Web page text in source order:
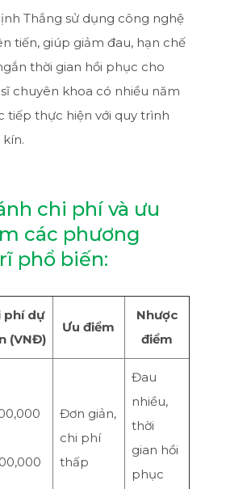
Thắng sử dụng công nghệ
tiến, giúp giảm đau, hạn chế
thời gian hồi phục cho
chuyên khoa có nhiều năm
tiếp thực hiện với quy trình
chi phí và ưu
các phương
phổ biến:
phí dự
(VNĐ)
Ưu điểm
Nhược
điểm
Đơn giản,
chi phí
thấp
Đau
nhiều,
thời
gian hồi
phục